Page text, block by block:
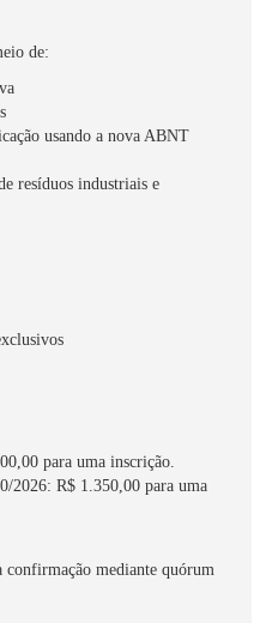
de:
usando a nova ABNT
resíduos industriais e
para uma inscrição.
2026: R$ 1.350,00 para uma
confirmação mediante quórum